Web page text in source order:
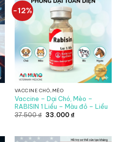
-12%
VACCINE CHÓ,MÈO
Vaccine – Dại Chó, Mèo –
RABISIN 1 Liều – Màu đỏ – Liều
37.500₫ Giá
33.000₫Giá
33.000 ₫.